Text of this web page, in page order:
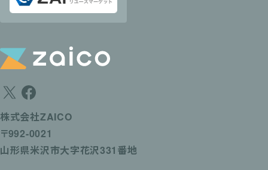
株式会社ZAICO
〒992-0021
山形県米沢市大字花沢331番地